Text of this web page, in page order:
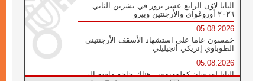
البابا لاوُن الرابع عشر يزور في تشرين الثاني
٢٠٢٦ أوروغواي والأرجنتين وبيرو
05.08.2026
خمسون عاما على استشهاد الأسقف الأرجنتيني
الطوباوي إنريكي أنجيليلي
05.08.2026
البابا لفرسان كولومبوس: هناك حاجة ماسة إلى